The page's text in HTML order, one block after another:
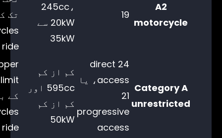
A2
motorcycle
19
245cc،
20kW سے
35kW
تک
ride کریں
Category A
unrestricted
24 direct
access، یا
21
progressive
access
کم از کم
595cc اور
کم از کم
50kW
کے
ride کریں